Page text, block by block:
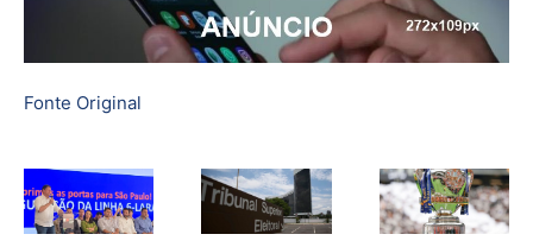
Fonte Original